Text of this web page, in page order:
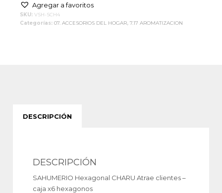
Agregar a favoritos
SKU: VSH-SCH4
Categorías: 07. ACCESORIOS DEL HOGAR, 7.17 AROMATIZACION
DESCRIPCIÓN
DESCRIPCIÓN
SAHUMERIO Hexagonal CHARU Atrae clientes –
caja x6 hexagonos